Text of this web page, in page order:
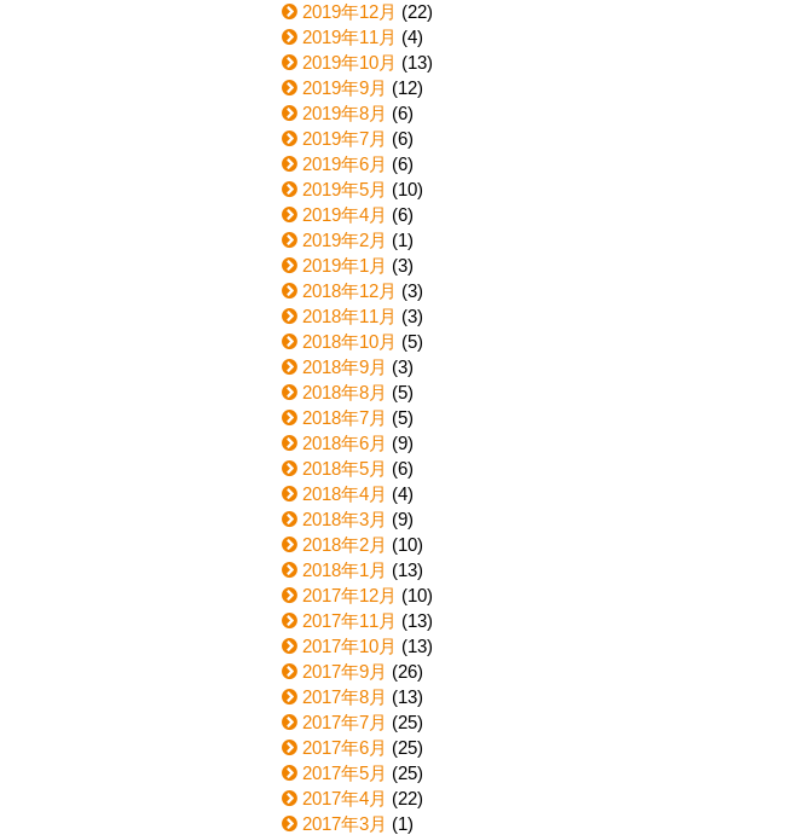
2019年12月 (22)
2019年11月 (4)
2019年10月 (13)
2019年9月 (12)
2019年8月 (6)
2019年7月 (6)
2019年6月 (6)
2019年5月 (10)
2019年4月 (6)
2019年2月 (1)
2019年1月 (3)
2018年12月 (3)
2018年11月 (3)
2018年10月 (5)
2018年9月 (3)
2018年8月 (5)
2018年7月 (5)
2018年6月 (9)
2018年5月 (6)
2018年4月 (4)
2018年3月 (9)
2018年2月 (10)
2018年1月 (13)
2017年12月 (10)
2017年11月 (13)
2017年10月 (13)
2017年9月 (26)
2017年8月 (13)
2017年7月 (25)
2017年6月 (25)
2017年5月 (25)
2017年4月 (22)
2017年3月 (1)